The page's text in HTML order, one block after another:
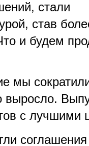
стали
став
и будем
мы
выросло.
с лучшими